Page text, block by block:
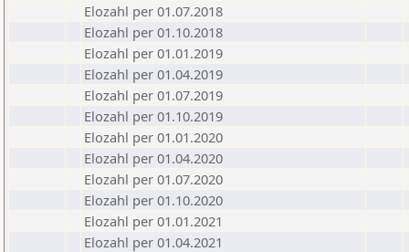
Elozahl per 01.07.2018
Elozahl per 01.10.2018
Elozahl per 01.01.2019
Elozahl per 01.04.2019
Elozahl per 01.07.2019
Elozahl per 01.10.2019
Elozahl per 01.01.2020
Elozahl per 01.04.2020
Elozahl per 01.07.2020
Elozahl per 01.10.2020
Elozahl per 01.01.2021
Elozahl per 01.04.2021